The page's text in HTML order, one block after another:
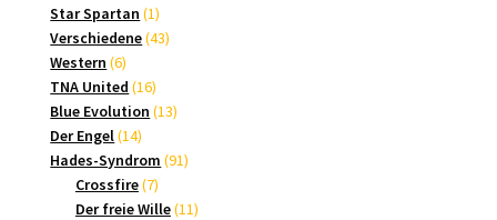
Star Spartan 11
Produkt
Verschiedene 4343
Western 66
Produkte
TNA United 1616
Produkte
Blue Evolution 1313
Der Engel 1414
Produkte
Hades-Syndrom 9191
Crossfire 77
Produkte
Der freie Wille 1111